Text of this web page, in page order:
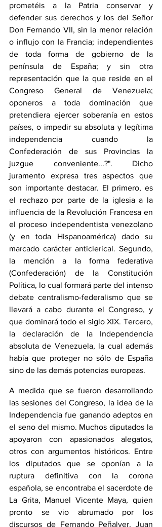
prometéis a la Patria conservar y
defender sus derechos y los del Señor
Don Fernando VII, sin la menor relación
o influjo con la Francia; independientes
de toda forma de gobierno de la
península de España; y sin otra
representación que la que reside en el
Congreso General de Venezuela;
oponeros a toda dominación que
pretendiera ejercer soberanía en estos
países, o impedir su absoluta y legítima
independencia cuando la
Confederación de sus Provincias la
juzgue conveniente...?". Dicho
juramento expresa tres aspectos que
son importante destacar. El primero, es
el rechazo por parte de la iglesia a la
influencia de la Revolución Francesa en
el proceso independentista venezolano
(y en toda Hispanoamérica) dado su
marcado carácter anticlerical. Segundo,
la mención a la forma federativa
(Confederación) de la Constitución
Política, lo cual formará parte del intenso
debate centralismo-federalismo que se
llevará a cabo durante el Congreso, y
que dominará todo el siglo XIX. Tercero,
la declaración de la Independencia
absoluta de Venezuela, la cual además
había que proteger no sólo de España
sino de las demás potencias europeas.
A medida que se fueron desarrollando
las sesiones del Congreso, la idea de la
Independencia fue ganando adeptos en
el seno del mismo. Muchos diputados la
apoyaron con apasionados alegatos,
otros con argumentos históricos. Entre
los diputados que se oponían a la
ruptura definitiva con la corona
La Grita, Manuel Vicente Maya, quien
pronto se vio abrumado por los
discursos de Fernando Peñalver, Juan